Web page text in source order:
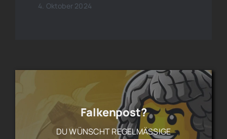
4. Oktober 2024
Falkenpost?
DU WÜNSCHT REGELMÄSSIGE B